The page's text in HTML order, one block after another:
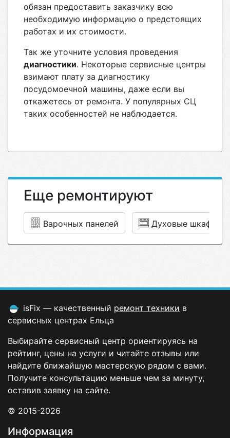
обязан предоставить заказчику всю
необходимую информацию о предстоящих
работах и их стоимости.
Так же уточните условия проведения
диагностики. Некоторые сервисные центры
взимают плату за диагностику
посудомоечной машины, даже если вы
откажетесь от ремонта. У популярных СЦ
таких особенностей не наблюдается.
Еще ремонтируют
Варочных панелей Духовые шкафы
isFix — качественный ремонт техники в
сервисных центрах Ельца
Выбирайте сервисный центр ориентируясь на
рейтинг, цены на услуги и читайте отзывы или
найдите ближайшую мастерскую рядом с вами.
Получите консультацию меньше чем за минуту,
оставив заявку на сайте.
© 2015-2026
Информация